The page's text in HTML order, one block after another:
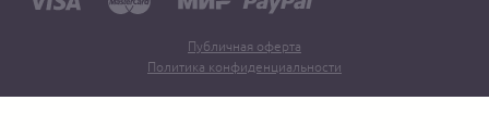
Публичная оферта
Политика конфиденциальности